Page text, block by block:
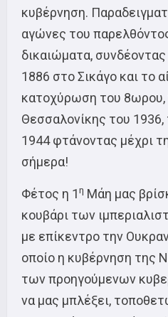
κυβέρνηση.
αγώνες του
δικαιώματα,
1886 στο Σικάγο και το
κατοχύρωση του 8ωρου,
Θεσσαλονίκης του 1936,
1944 φτάνοντας μέχρι
σήμερα!
Φέτος η 1η Μάη μας
κουβάρι των
με επίκεντρο την
οποίο η κυβέρνηση της
των προηγούμενων
να μας μπλέξει,